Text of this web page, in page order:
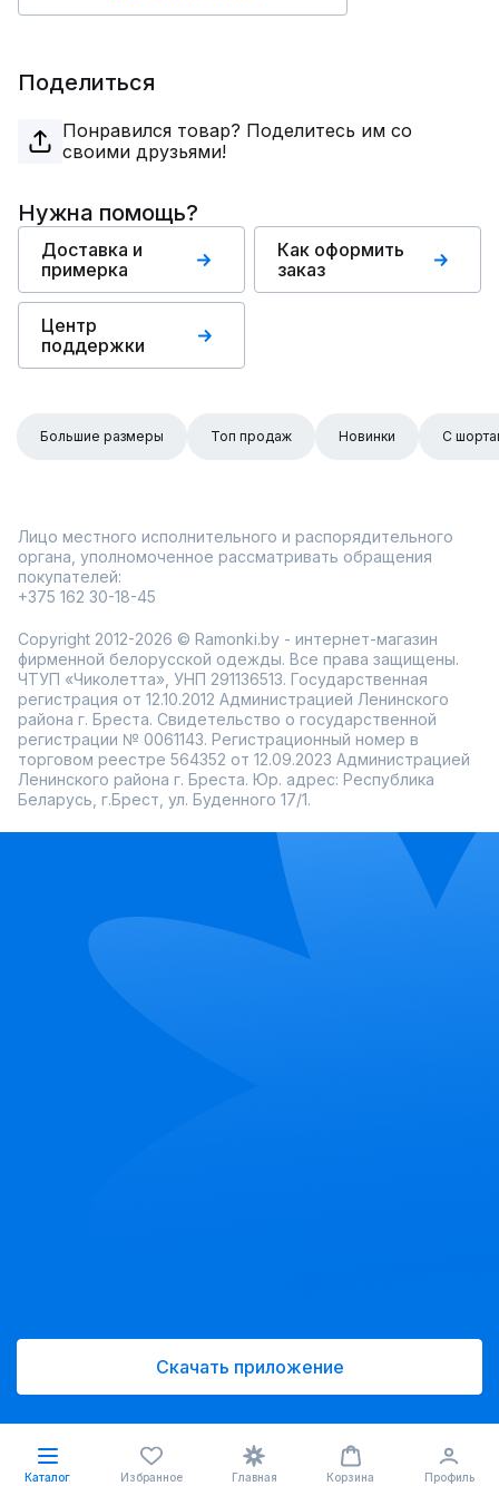
Поделиться
Понравился товар? Поделитесь им со
своими друзьями!
Нужна помощь?
Доставка и
примерка
Как оформить
заказ
Центр
поддержки
Большие размеры Топ продаж Новинки С
Лицо местного исполнительного и распорядительного
органа, уполномоченное рассматривать обращения
покупателей:
+375 162 30-18-45
Copyright 2012-2026 © Ramonki.by - интернет-магазин
фирменной белорусской одежды. Все права защищены.
ЧТУП «Чиколетта», УНП 291136513. Государственная
регистрация от 12.10.2012 Администрацией Ленинского
района г. Бреста. Свидетельство о государственной
регистрации № 0061143. Регистрационный номер в
торговом реестре 564352 от 12.09.2023 Администрацией
Ленинского района г. Бреста. Юр. адрес: Республика
Беларусь, г.Брест, ул. Буденного 17/1.
Скачать приложение
Каталог Избранное Главная Корзина Профиль